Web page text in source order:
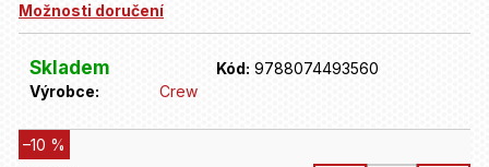
Možnosti doručení
Skladem Kód: 9788074493560
Výrobce:
Crew
–10 %
j
?